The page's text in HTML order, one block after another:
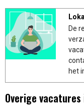
De
het
Overige